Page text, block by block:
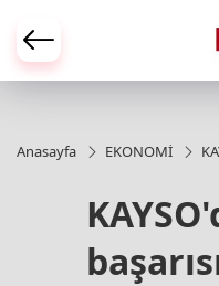
Anasayfa EKONOMİ